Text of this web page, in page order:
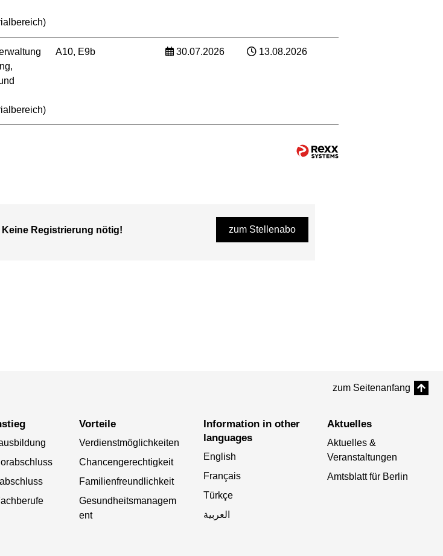
A10, E9b 30.07.2026 13.08.2026
Registrierung nötig! zum Stellenabo
zum Seitenanfang
Vorteile
Verdienstmöglichkeiten
Chancengerechtigkeit
Familienfreundlichkeit
Gesundheitsmanagem
ent
Information in other
languages
English
Français
Türkçe
العربية
Aktuelles
Aktuelles &
Veranstaltungen
Amtsblatt für Berlin